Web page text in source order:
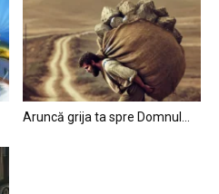
Aruncă grija ta spre Domnul…